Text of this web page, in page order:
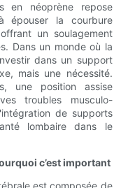
en néoprène repose
épouser la courbure
un soulagement
Dans un monde où la
dans un support
mais une nécessité.
une position assise
troubles musculo-
de supports
lombaire dans le
c’est important